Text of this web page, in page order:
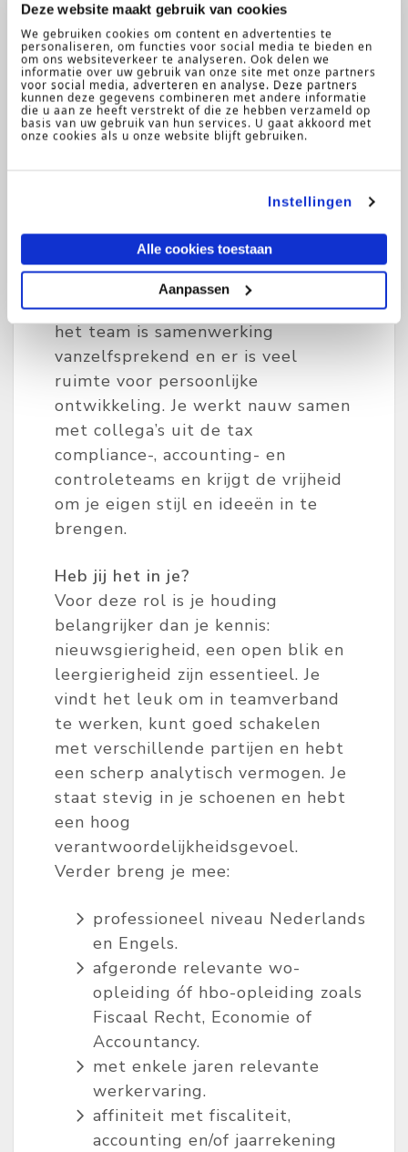
Deze website maakt gebruik van cookies
We gebruiken cookies om content en advertenties te
personaliseren, om functies voor social media te bieden en
om ons websiteverkeer te analyseren. Ook delen we
informatie over uw gebruik van onze site met onze partners
voor social media, adverteren en analyse. Deze partners
kunnen deze gegevens combineren met andere informatie
die u aan ze heeft verstrekt of die ze hebben verzameld op
basis van uw gebruik van hun services. U gaat akkoord met
onze cookies als u onze website blijft gebruiken.
Instellingen
Alle cookies toestaan
Aanpassen
dynamische omgeving waar
ontwikkeling, innovatie en
samenwerking centraal staan. De
organisatie is groot, maar kenmerkt
zich door een open cultuur en een
sterk gevoel van betrokkenheid. Je
professionaliteit hand in hand gaat
met een informele en relaxte
werksfeer. De collega's in je team
zijn mensgericht, behulpzaam en
nemen de tijd voor elkaar. Binnen
het team is samenwerking
vanzelfsprekend en er is veel
ruimte voor persoonlijke
ontwikkeling. Je werkt nauw samen
met collega’s uit de tax
compliance-, accounting- en
controleteams en krijgt de vrijheid
om je eigen stijl en ideeën in te
brengen.
Heb jij het in je?
Voor deze rol is je houding
belangrijker dan je kennis:
nieuwsgierigheid, een open blik en
leergierigheid zijn essentieel. Je
vindt het leuk om in teamverband
te werken, kunt goed schakelen
met verschillende partijen en hebt
een scherp analytisch vermogen. Je
staat stevig in je schoenen en hebt
een hoog
verantwoordelijkheidsgevoel.
Verder breng je mee:
professioneel niveau Nederlands
en Engels.
afgeronde relevante wo-
opleiding óf hbo-opleiding zoals
Fiscaal Recht, Economie of
Accountancy.
met enkele jaren relevante
werkervaring.
affiniteit met fiscaliteit,
accounting en/of jaarrekening